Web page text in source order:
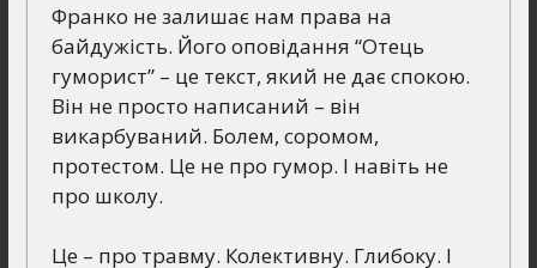
Франко не залишає нам права на
байдужість. Його оповідання “Отець
гуморист” – це текст, який не дає спокою.
Він не просто написаний – він
викарбуваний. Болем, соромом,
протестом. Це не про гумор. І навіть не
про школу.
Це – про травму. Колективну. Глибоку. І